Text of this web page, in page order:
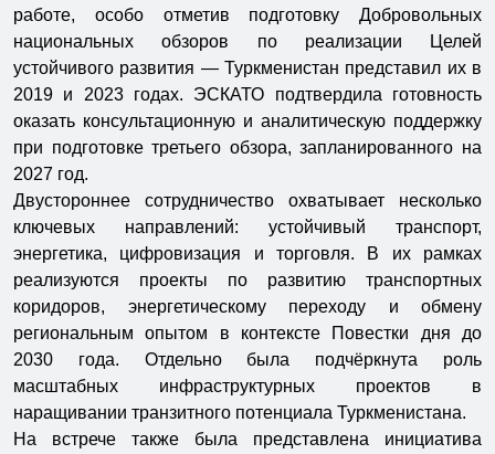
работе, особо отметив подготовку Добровольных
национальных обзоров по реализации Целей
устойчивого развития — Туркменистан представил их в
2019 и 2023 годах. ЭСКАТО подтвердила готовность
оказать консультационную и аналитическую поддержку
при подготовке третьего обзора, запланированного на
2027 год.
Двустороннее сотрудничество охватывает несколько
ключевых направлений: устойчивый транспорт,
энергетика, цифровизация и торговля. В их рамках
реализуются проекты по развитию транспортных
коридоров, энергетическому переходу и обмену
региональным опытом в контексте Повестки дня до
2030 года. Отдельно была подчёркнута роль
масштабных инфраструктурных проектов в
наращивании транзитного потенциала Туркменистана.
На встрече также была представлена инициатива